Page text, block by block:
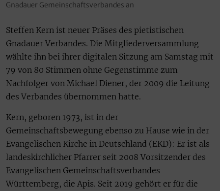
Gnadauer Gemeinschaftsverbandes an
Steffen Kern ist neuer Präses des pietistischen
Gnadauer Verbandes. Die Mitgliederversammlung
wählte ihn bei ihrer digitalen Sitzung am Samstag mit
79 von 80 Stimmen ohne Gegenstimme zum
Nachfolger von Michael Diener, der 2009 die Leitung
des Verbandes übernommen hatte.
Kern, geboren 1973, ist in der
Gemeinschaftsbewegung ebenso zu Hause wie in der
Evangelischen Kirche in Deutschland (EKD): Er ist als
landeskirchlicher Pfarrer seit 2008 Vorsitzender des
Evangelischen Gemeinschaftsverbandes
Württemberg, die Apis. Seit 2019 gehört er für die